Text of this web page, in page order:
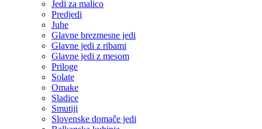
Jedi za malico
Predjedi
Juhe
Glavne brezmesne jedi
Glavne jedi z ribami
Glavne jedi z mesom
Priloge
Solate
Omake
Sladice
Smutiji
Slovenske domače jedi